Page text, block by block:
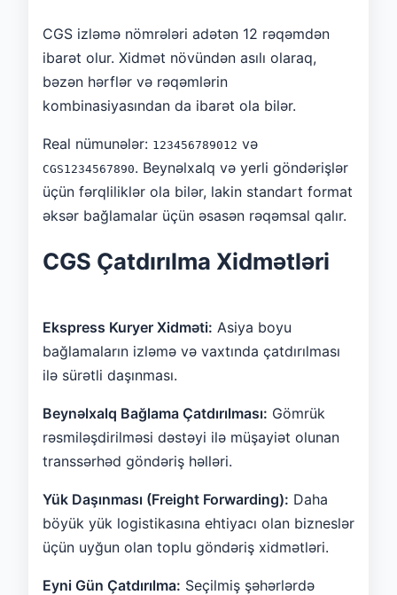
CGS izləmə nömrələri adətən 12 rəqəmdən
ibarət olur. Xidmət növündən asılı olaraq,
bəzən hərflər və rəqəmlərin
kombinasiyasından da ibarət ola bilər.
Real nümunələr: 123456789012 və
CGS1234567890. Beynəlxalq və yerli göndərişlər
üçün fərqliliklər ola bilər, lakin standart format
əksər bağlamalar üçün əsasən rəqəmsal qalır.
CGS Çatdırılma Xidmətləri
Ekspress Kuryer Xidməti: Asiya boyu
bağlamaların izləmə və vaxtında çatdırılması
ilə sürətli daşınması.
Beynəlxalq Bağlama Çatdırılması: Gömrük
rəsmiləşdirilməsi dəstəyi ilə müşayiət olunan
transsərhəd göndəriş həlləri.
Yük Daşınması (Freight Forwarding): Daha
böyük yük logistikasına ehtiyacı olan bizneslər
üçün uyğun olan toplu göndəriş xidmətləri.
Eyni Gün Çatdırılma: Seçilmiş şəhərlərdə